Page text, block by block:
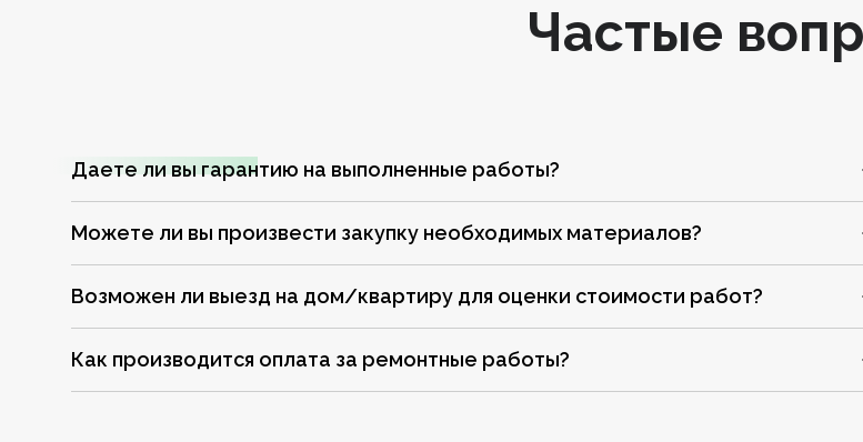
Частые
Даете ли вы гарантию на выполненные работы?
Можете ли вы произвести закупку необходимых материалов?
Возможен ли выезд на дом/квартиру для оценки стоимости работ?
Как производится оплата за ремонтные работы?